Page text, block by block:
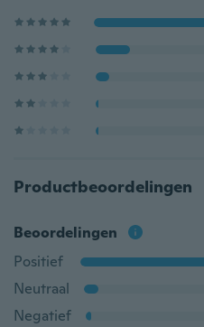
Productbeoordelingen
Beoordelingen
Positief
Neutraal
Negatief